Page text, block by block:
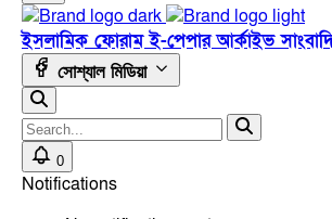
ইসলামিক ফোরামই-পেপারআর্কাইভ
সোশ্যাল মিডিয়া
0
Notifications